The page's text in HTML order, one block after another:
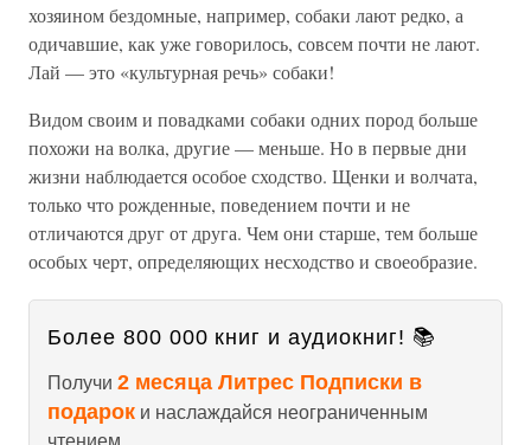
хозяином бездомные, например, собаки лают редко, а
одичавшие, как уже говорилось, совсем почти не лают.
Лай — это «культурная речь» собаки!
Видом своим и повадками собаки одних пород больше
похожи на волка, другие — меньше. Но в первые дни
жизни наблюдается особое сходство. Щенки и волчата,
только что рожденные, поведением почти и не
отличаются друг от друга. Чем они старше, тем больше
особых черт, определяющих несходство и своеобразие.
Более 800 000 книг и аудиокниг! 📚
Получи 2 месяца Литрес Подписки в
подарок и наслаждайся неограниченным
чтением